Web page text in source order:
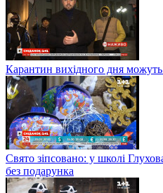
Карантин вихідного дня можуть
Свято зіпсовано: у школі
без подарунка